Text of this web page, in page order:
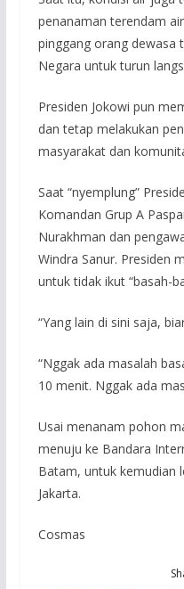
penanaman terendam
pinggang orang dewasa
Negara untuk turun
Presiden Jokowi pun
dan tetap melakukan
masyarakat dan
Saat “nyemplung”
Komandan Grup A
Nurakhman dan
Windra Sanur. Presiden
untuk tidak ikut “basah-
“Yang lain di sini saja,
“Nggak ada masalah
10 menit. Nggak ada
Usai menanam pohon
menuju ke Bandara
Batam, untuk kemudian
Jakarta.
Cosmas